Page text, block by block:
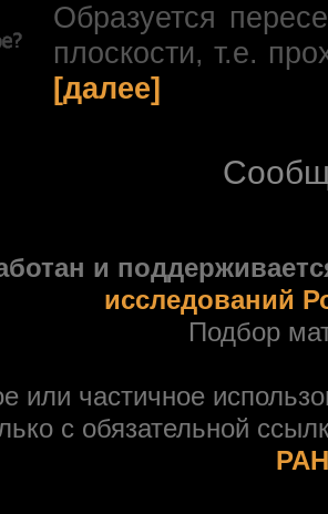
Образуется
плоскости, т.е.
[далее]
и
исследований
Подбор
или частичное
с обязательной